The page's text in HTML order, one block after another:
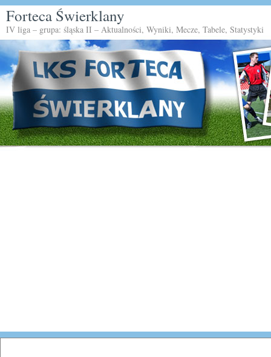
Forteca Świerklany
IV liga – grupa: śląska II – Aktualności, Wyniki, Mecze, Tabele, Statystyki